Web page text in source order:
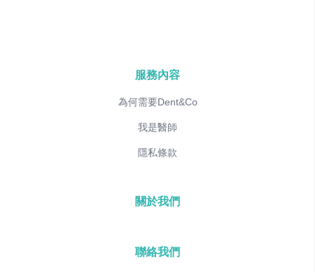
服務內容
為何需要Dent&Co
我是醫師
隱私條款
關於我們
聯絡我們